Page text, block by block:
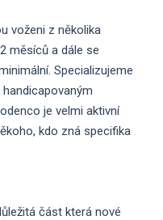
voženi z několika
měsíců a dále se
Specializujeme
je velmi aktivní
kdo zná specifika
část která nové